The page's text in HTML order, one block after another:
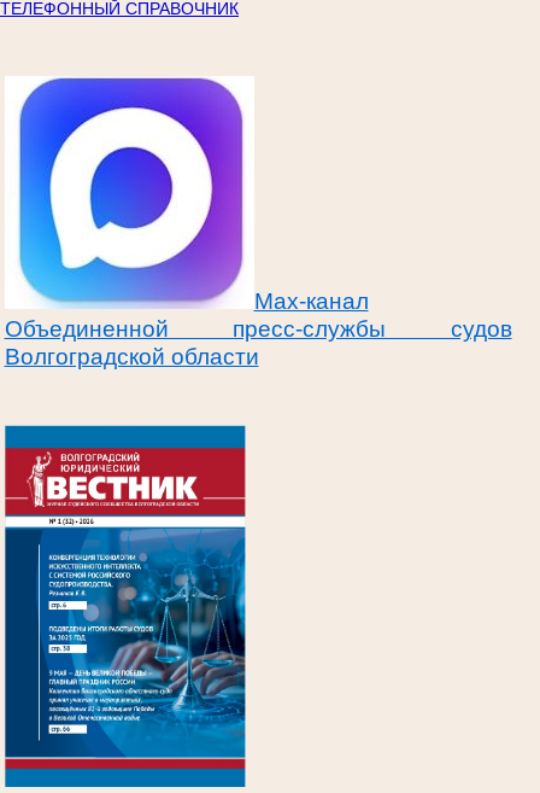
ТЕЛЕФОННЫЙ СПРАВОЧНИК
Max-канал
Объединенной пресс-службы судов
Волгоградской области